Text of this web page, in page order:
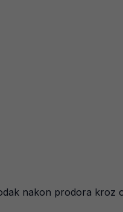
nakon prodora kroz